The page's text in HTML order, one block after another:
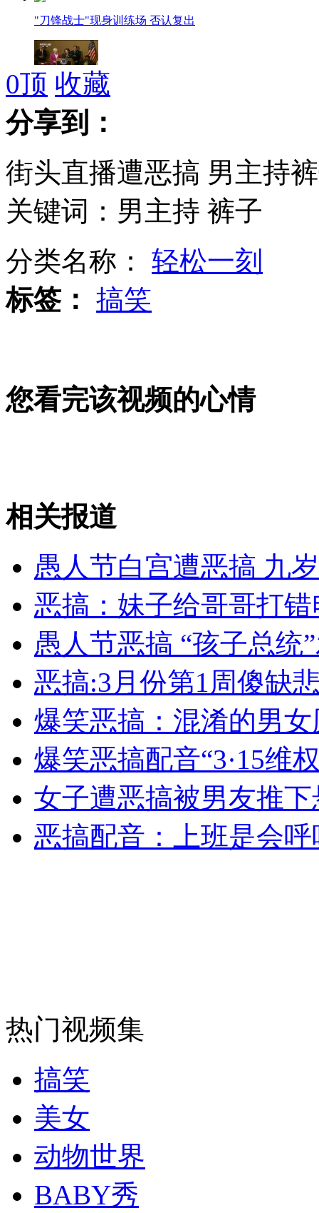
"刀锋战士"现身训练场 否认复出
美国康州签署严格控枪新法案
我国目前已确诊共14例H7N9禽流感疫情
外交部：有关国家言论片面不公正
走！跟着总书记去植树
消防员救轻生者 花炮节热闹非凡 减压"枕头大战"
0顶 收藏
分享到：
街头直播遭恶搞 男主持
关键词：男主持 裤子
分类名称： 轻松一刻
标签： 搞笑
您看完该视频的心情
相关报道
愚人节白宫遭恶搞 九
恶搞：妹子给哥哥打
愚人节恶搞 “孩子总统
恶搞:3月份第1周傻缺
爆笑恶搞：混淆的男
爆笑恶搞配音“3·15维
女子遭恶搞被男友推
恶搞配音：上班是会
热门视频集
搞笑
美女
动物世界
BABY秀